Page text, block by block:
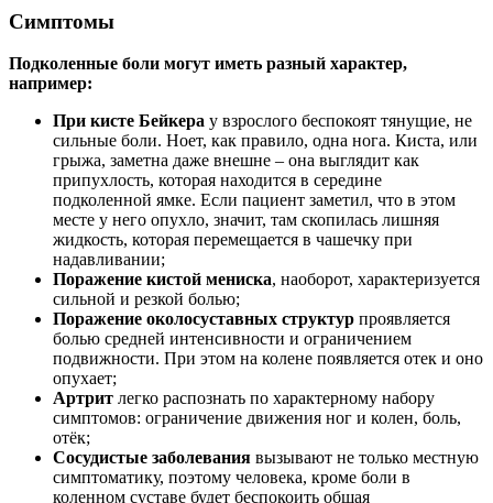
Симптомы
Подколенные боли могут иметь разный характер,
например:
При кисте Бейкера у взрослого беспокоят тянущие, не
сильные боли. Ноет, как правило, одна нога. Киста, или
грыжа, заметна даже внешне – она выглядит как
припухлость, которая находится в середине
подколенной ямке. Если пациент заметил, что в этом
месте у него опухло, значит, там скопилась лишняя
жидкость, которая перемещается в чашечку при
надавливании;
Поражение кистой мениска, наоборот, характеризуется
сильной и резкой болью;
Поражение околосуставных структур проявляется
болью средней интенсивности и ограничением
подвижности. При этом на колене появляется отек и оно
опухает;
Артрит легко распознать по характерному набору
симптомов: ограничение движения ног и колен, боль,
отёк;
Сосудистые заболевания вызывают не только местную
симптоматику, поэтому человека, кроме боли в
коленном суставе будет беспокоить общая